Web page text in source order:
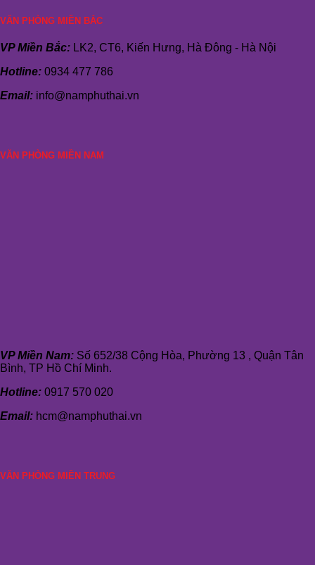
VĂN PHÒNG MIỀN BẮC
VP Miền Bắc: LK2, CT6, Kiến Hưng, Hà Đông - Hà Nội
Hotline: 0934 477 786
Email: info@namphuthai.vn
VĂN PHÒNG MIỀN NAM
VP Miền Nam: Số 652/38 Cộng Hòa, Phường 13 , Quận Tân
Bình, TP Hồ Chí Minh.
Hotline: 0917 570 020
Email: hcm@namphuthai.vn
VĂN PHÒNG MIỀN TRUNG